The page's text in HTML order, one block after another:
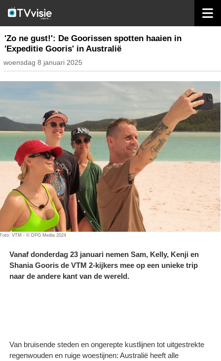
nieuws belgië
'Zo ne gust!': De Goorissen spotten haaien in
'Expeditie Gooris' in Australië
woensdag 8 januari 2025
Foto: VTM - © DPG Media 2024
Vanaf donderdag 23 januari nemen Sam, Kelly, Kenji en
Shania Gooris de VTM 2-kijkers mee op een unieke trip
naar de andere kant van de wereld.
Van bruisende steden en ongerepte kustlijnen tot uitgestrekte
regenwouden en ruige woestijnen: Australië heeft alle